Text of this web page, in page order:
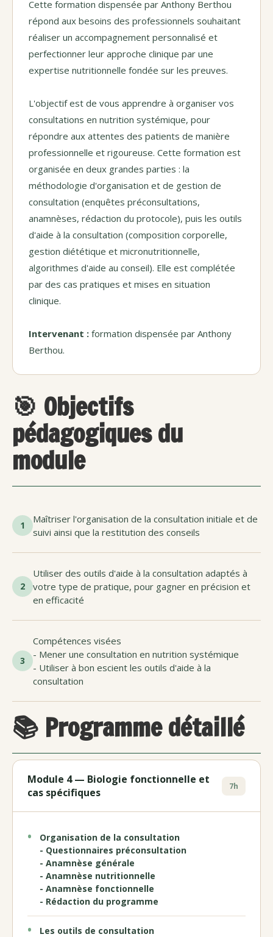
Cette formation dispensée par Anthony Berthou
répond aux besoins des professionnels souhaitant
réaliser un accompagnement personnalisé et
perfectionner leur approche clinique par une
expertise nutritionnelle fondée sur les preuves.
L'objectif est de vous apprendre à organiser vos
consultations en nutrition systémique, pour
répondre aux attentes des patients de manière
professionnelle et rigoureuse. Cette formation est
organisée en deux grandes parties : la
méthodologie d'organisation et de gestion de
consultation (enquêtes préconsultations,
anamnèses, rédaction du protocole), puis les outils
d'aide à la consultation (composition corporelle,
gestion diététique et micronutritionnelle,
algorithmes d'aide au conseil). Elle est complétée
par des cas pratiques et mises en situation
clinique.
Intervenant : formation dispensée par Anthony
Berthou.
🎯 Objectifs
pédagogiques du
module
1
Maîtriser l'organisation de la consultation initiale et de
suivi ainsi que la restitution des conseils
2
Utiliser des outils d'aide à la consultation adaptés à
votre type de pratique, pour gagner en précision et
en efficacité
3
Compétences visées
- Mener une consultation en nutrition systémique
- Utiliser à bon escient les outils d'aide à la
consultation
📚 Programme détaillé
Module 4 — Biologie fonctionnelle et
cas spécifiques
7h
Organisation de la consultation
- Questionnaires préconsultation
- Anamnèse générale
- Anamnèse nutritionnelle
- Anamnèse fonctionnelle
- Rédaction du programme
Les outils de consultation